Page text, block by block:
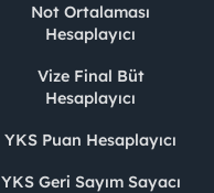
Not Ortalaması
Hesaplayıcı
Vize Final Büt
Hesaplayıcı
YKS Puan Hesaplayıcı
YKS Geri Sayım Sayacı